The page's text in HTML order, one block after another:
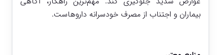
بیماران و اجتناب از مصرف خودسرانه داروهاست.